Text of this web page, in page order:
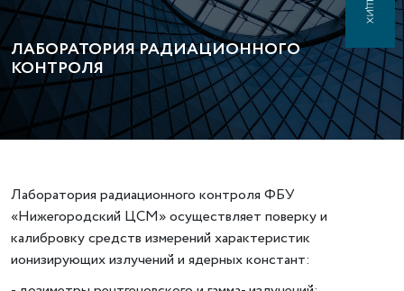
ЛАБОРАТОРИЯ РАДИАЦИОННОГО
КОНТРОЛЯ
Лаборатория радиационного контроля ФБУ
«Нижегородский ЦСМ» осуществляет поверку и
калибровку средств измерений характеристик
ионизирующих излучений и ядерных констант: